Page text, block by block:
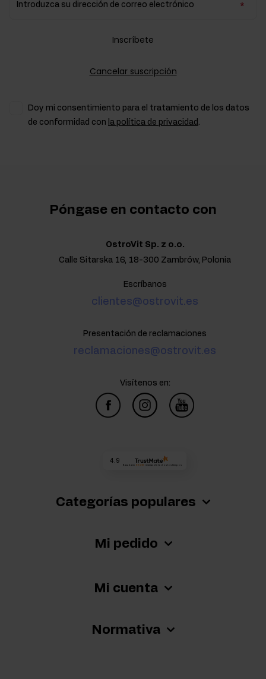
Introduzca su dirección de correo electrónico
Inscríbete
Cancelar suscripción
Doy mi consentimiento para el tratamiento de los datos
de conformidad con la política de privacidad .
Categorías populares
Mi pedido
Mi cuenta
Normativa
Póngase en contacto con
OstroVit Sp. z o.o.
Calle Sitarska 16, 18-300 Zambrów, Polonia
Escríbanos
clientes@ostrovit.es
Presentación de reclamaciones
reclamaciones@ostrovit.es
Visítenos en:
4.9
Basada en 68 418 reseñas de todos los tiempos